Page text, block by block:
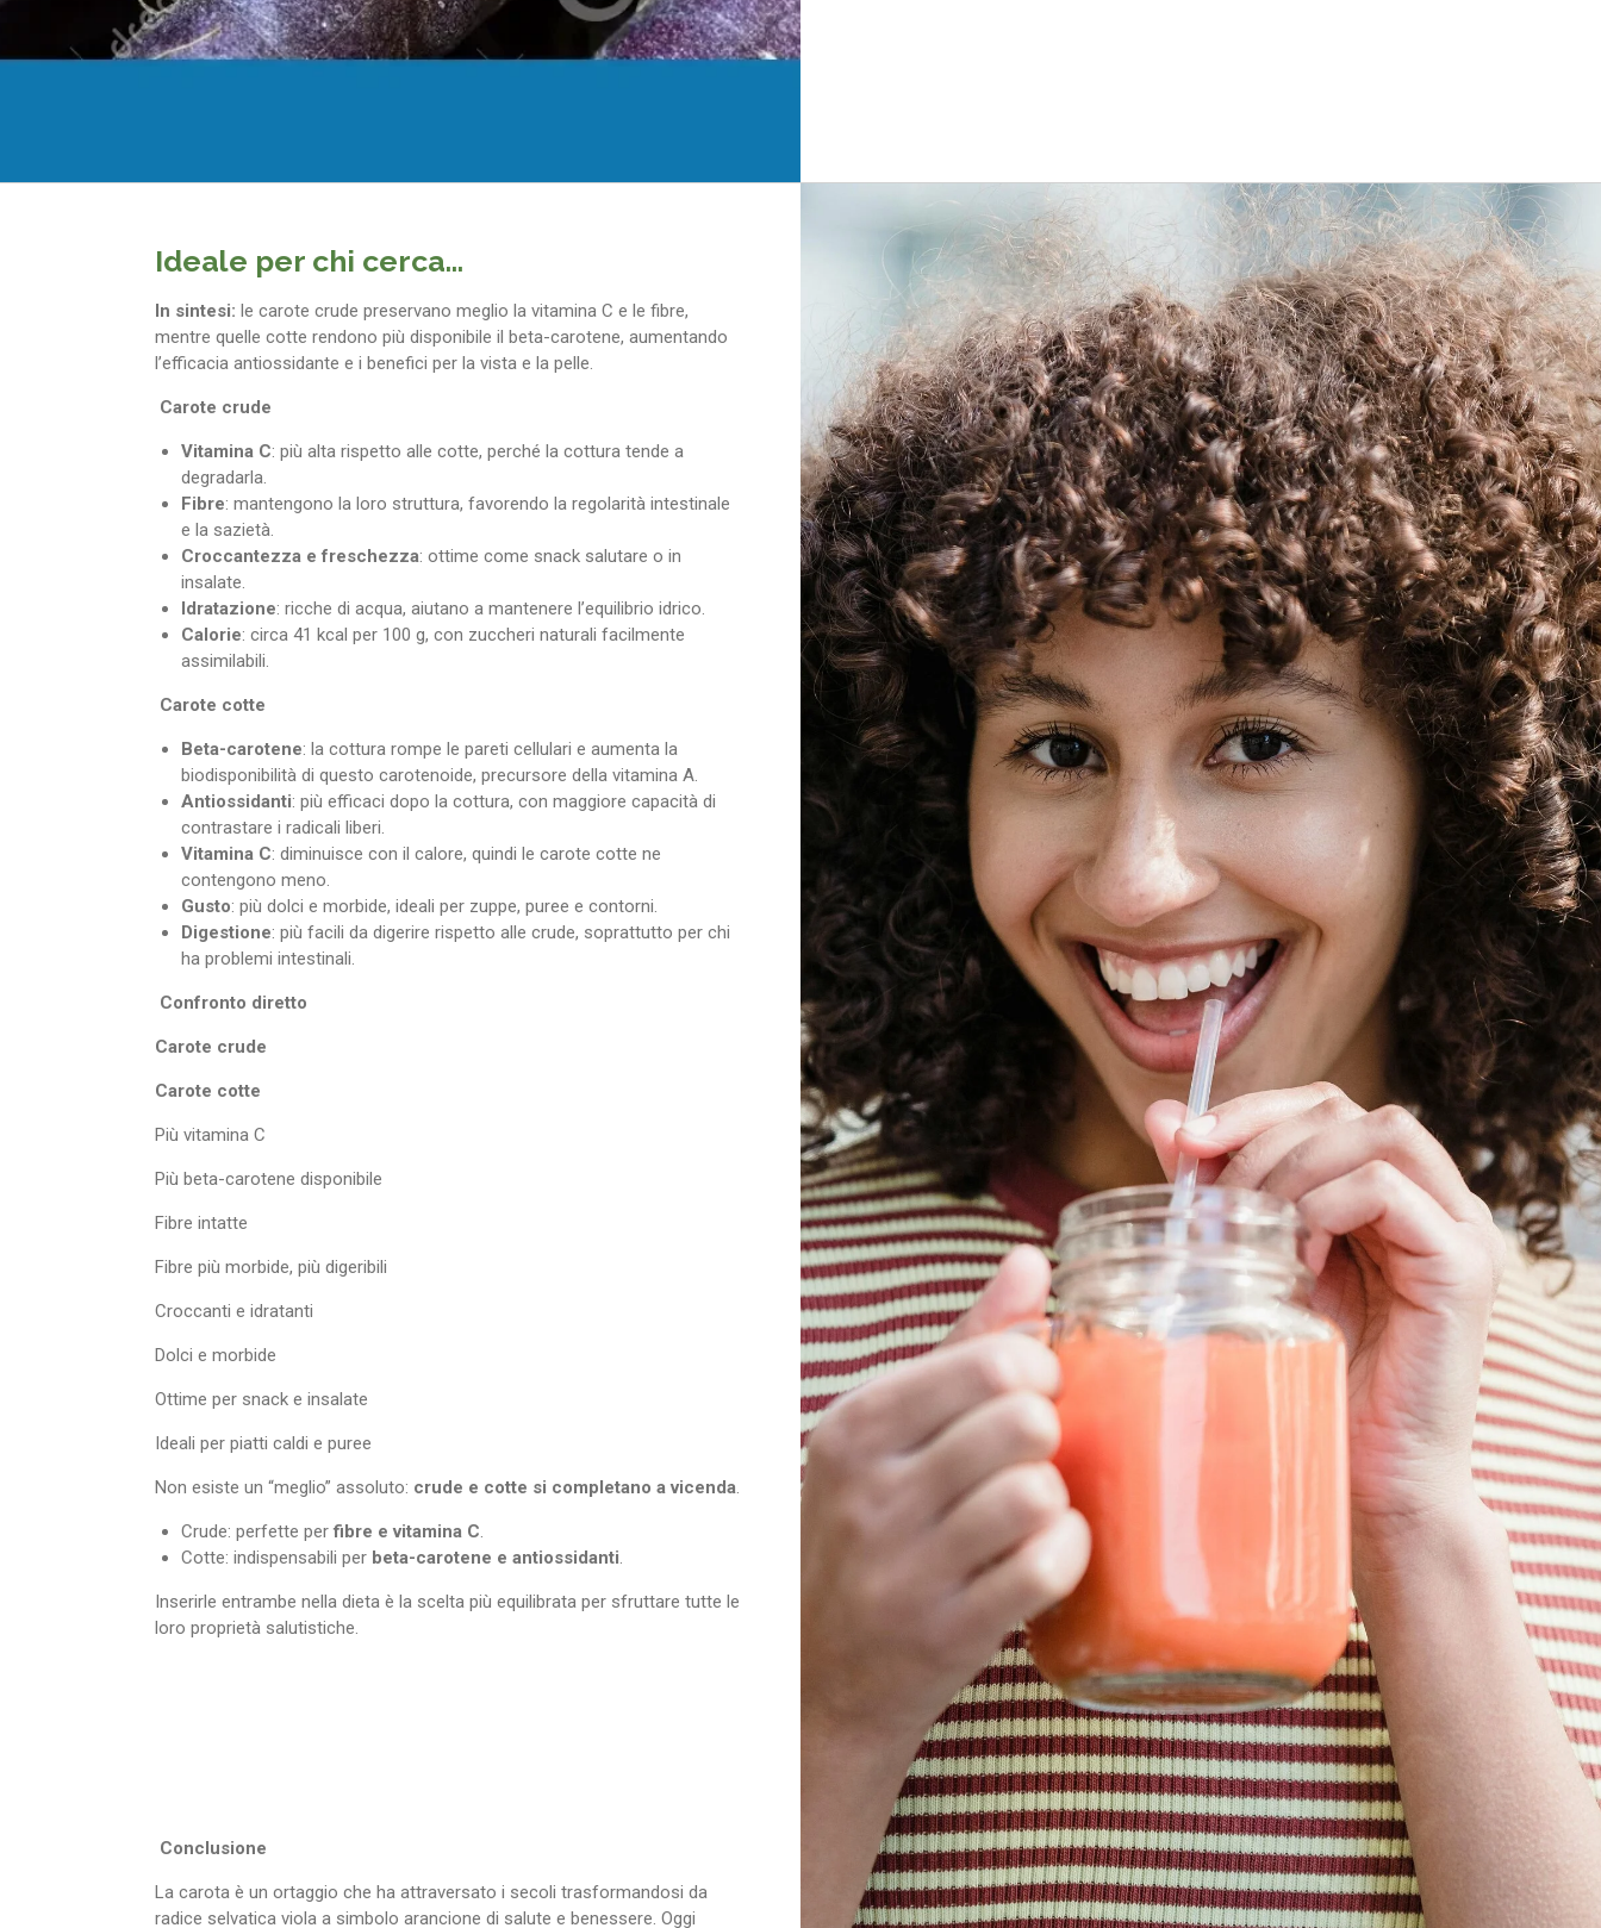
Ideale per chi cerca...
In sintesi: le carote crude preservano meglio la vitamina C e le fibre,
mentre quelle cotte rendono più disponibile il beta-carotene, aumentando
l’efficacia antiossidante e i benefici per la vista e la pelle.
Carote crude
Vitamina C: più alta rispetto alle cotte, perché la cottura tende a
degradarla.
Fibre: mantengono la loro struttura, favorendo la regolarità intestinale
e la sazietà.
Croccantezza e freschezza: ottime come snack salutare o in
insalate.
Idratazione: ricche di acqua, aiutano a mantenere l’equilibrio idrico.
Calorie: circa 41 kcal per 100 g, con zuccheri naturali facilmente
assimilabili.
Carote cotte
Beta-carotene: la cottura rompe le pareti cellulari e aumenta la
biodisponibilità di questo carotenoide, precursore della vitamina A.
Antiossidanti: più efficaci dopo la cottura, con maggiore capacità di
contrastare i radicali liberi.
Vitamina C: diminuisce con il calore, quindi le carote cotte ne
contengono meno.
Gusto: più dolci e morbide, ideali per zuppe, puree e contorni.
Digestione: più facili da digerire rispetto alle crude, soprattutto per chi
ha problemi intestinali.
Confronto diretto
Carote crude
Carote cotte
Più vitamina C
Più beta-carotene disponibile
Fibre intatte
Fibre più morbide, più digeribili
Croccanti e idratanti
Dolci e morbide
Ottime per snack e insalate
Ideali per piatti caldi e puree
Non esiste un “meglio” assoluto: crude e cotte si completano a vicenda.
Crude: perfette perfibre e vitamina C.
Cotte: indispensabili per beta-carotene e antiossidanti.
Inserirle entrambe nella dieta è la scelta più equilibrata per sfruttare tutte le
loro proprietà salutistiche.
Conclusione
La carota è un ortaggio che ha attraversato i secoli trasformandosi da
radice selvatica viola a simbolo arancione di salute e benessere. Oggi